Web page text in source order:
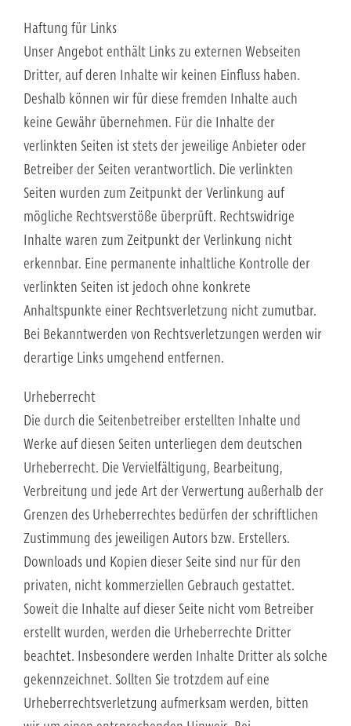
Haftung für Links
Unser Angebot enthält Links zu externen Webseiten
Dritter, auf deren Inhalte wir keinen Einfluss haben.
Deshalb können wir für diese fremden Inhalte auch
keine Gewähr übernehmen. Für die Inhalte der
verlinkten Seiten ist stets der jeweilige Anbieter oder
Betreiber der Seiten verantwortlich. Die verlinkten
Seiten wurden zum Zeitpunkt der Verlinkung auf
mögliche Rechtsverstöße überprüft. Rechtswidrige
Inhalte waren zum Zeitpunkt der Verlinkung nicht
erkennbar. Eine permanente inhaltliche Kontrolle der
verlinkten Seiten ist jedoch ohne konkrete
Anhaltspunkte einer Rechtsverletzung nicht zumutbar.
Bei Bekanntwerden von Rechtsverletzungen werden wir
derartige Links umgehend entfernen.
Urheberrecht
Die durch die Seitenbetreiber erstellten Inhalte und
Werke auf diesen Seiten unterliegen dem deutschen
Urheberrecht. Die Vervielfältigung, Bearbeitung,
Verbreitung und jede Art der Verwertung außerhalb der
Grenzen des Urheberrechtes bedürfen der schriftlichen
Zustimmung des jeweiligen Autors bzw. Erstellers.
Downloads und Kopien dieser Seite sind nur für den
privaten, nicht kommerziellen Gebrauch gestattet.
Soweit die Inhalte auf dieser Seite nicht vom Betreiber
erstellt wurden, werden die Urheberrechte Dritter
beachtet. Insbesondere werden Inhalte Dritter als solche
gekennzeichnet. Sollten Sie trotzdem auf eine
Urheberrechtsverletzung aufmerksam werden, bitten